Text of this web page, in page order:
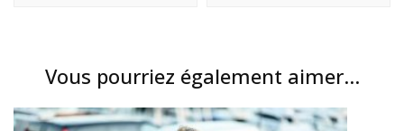
Vous pourriez également aimer...